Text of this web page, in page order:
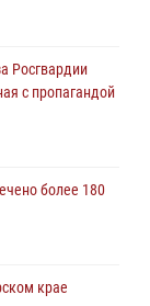
Росгвардии
с пропагандой
более 180
крае